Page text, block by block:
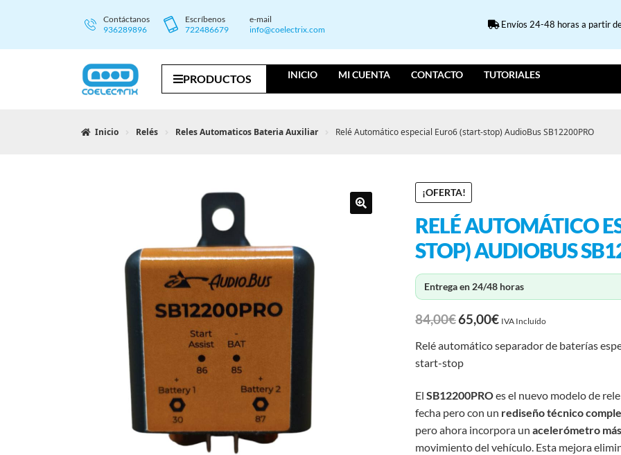
Contáctanos
936289896
Escríbenos
722486679
e-mail
info@coelectrix.com
Envíos 24-48 horas a partir
PRODUCTOS INICIO MI CUENTA CONTACTO TUTORIALES
Inicio Relés Reles Automaticos Bateria Auxiliar Relé Automático especial Euro6 (start-stop) AudioBus SB12200PRO
¡OFERTA!
RELÉ AUTOMÁTICO
STOP) AUDIOBUS
Entrega en 24/48 horas
84,00€65,00€ IVA Incluído
Relé automático separador de baterías
start-stop
ElSB12200PROes el nuevo modelo de
fecha pero con un rediseño técnico
pero ahora incorpora unacelerómetro
movimiento del vehículo. Esta mejora